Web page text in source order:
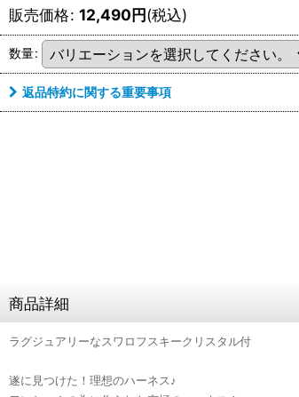
販売価格: 12,490円(税込)
数量:
返品特約に関する重要事項
商品詳細
ラグジュアリーなスワロフスキークリスタル付
遂に見つけた！理想のハーネス♪